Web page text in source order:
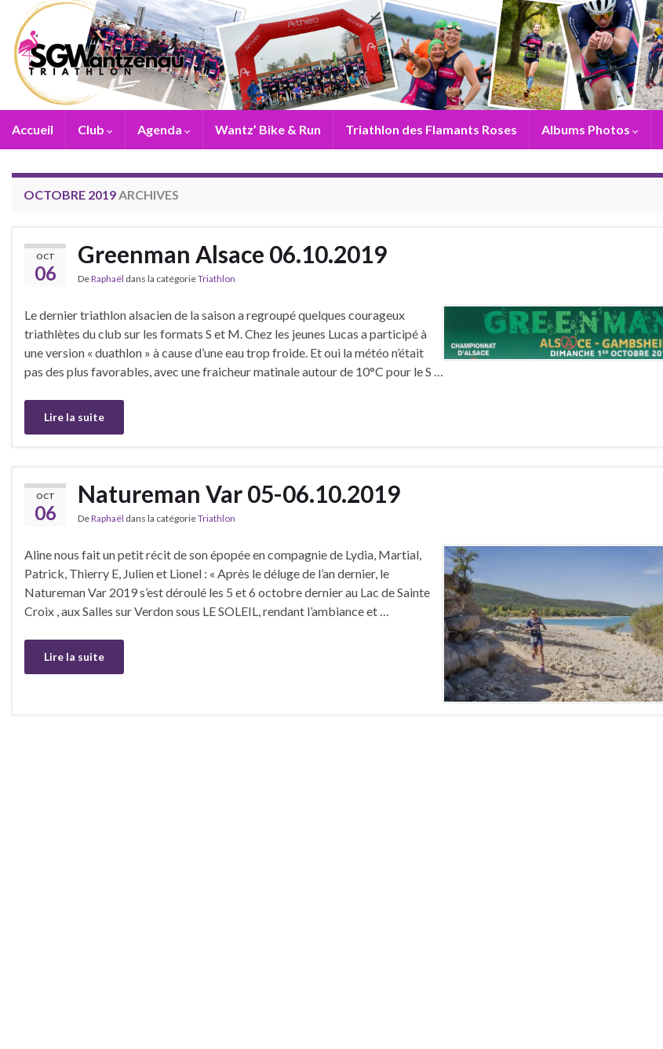
Accueil Club Agenda Wantz’ Bike & Run Triathlon des Flamants Roses Albums Photos
OCTOBRE 2019ARCHIVES
OCT
06
Greenman Alsace 06.10.2019
DeRaphaël dans la catégorieTriathlon
Le dernier triathlon alsacien de la saison a regroupé quelques courageux
triathlètes du club sur les formats S et M. Chez les jeunes Lucas a participé à
une version « duathlon » à cause d’une eau trop froide. Et oui la météo n’était
pas des plus favorables, avec une fraicheur matinale autour de 10°C pour le S …
Lire la suite
OCT
06
Natureman Var 05-06.10.2019
DeRaphaël dans la catégorieTriathlon
Aline nous fait un petit récit de son épopée en compagnie de Lydia, Martial,
Patrick, Thierry E, Julien et Lionel : « Après le déluge de l’an dernier, le
Natureman Var 2019 s’est déroulé les 5 et 6 octobre dernier au Lac de Sainte
Croix , aux Salles sur Verdon sous LE SOLEIL, rendant l’ambiance et …
Lire la suite